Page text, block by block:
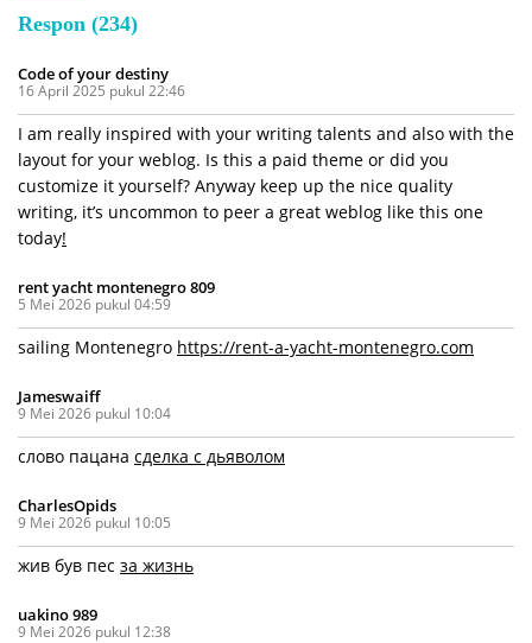
Respon (234)
Code of your destiny
16 April 2025 pukul 22:46
I am really inspired with your writing talents and also with the
layout for your weblog. Is this a paid theme or did you
customize it yourself? Anyway keep up the nice quality
writing, it’s uncommon to peer a great weblog like this one
today!
rent yacht montenegro 809
5 Mei 2026 pukul 04:59
sailing Montenegro https://rent-a-yacht-montenegro.com
Jameswaiff
9 Mei 2026 pukul 10:04
слово пацана сделка с дьяволом
CharlesOpids
9 Mei 2026 pukul 10:05
жив був пес за жизнь
uakino 989
9 Mei 2026 pukul 12:38